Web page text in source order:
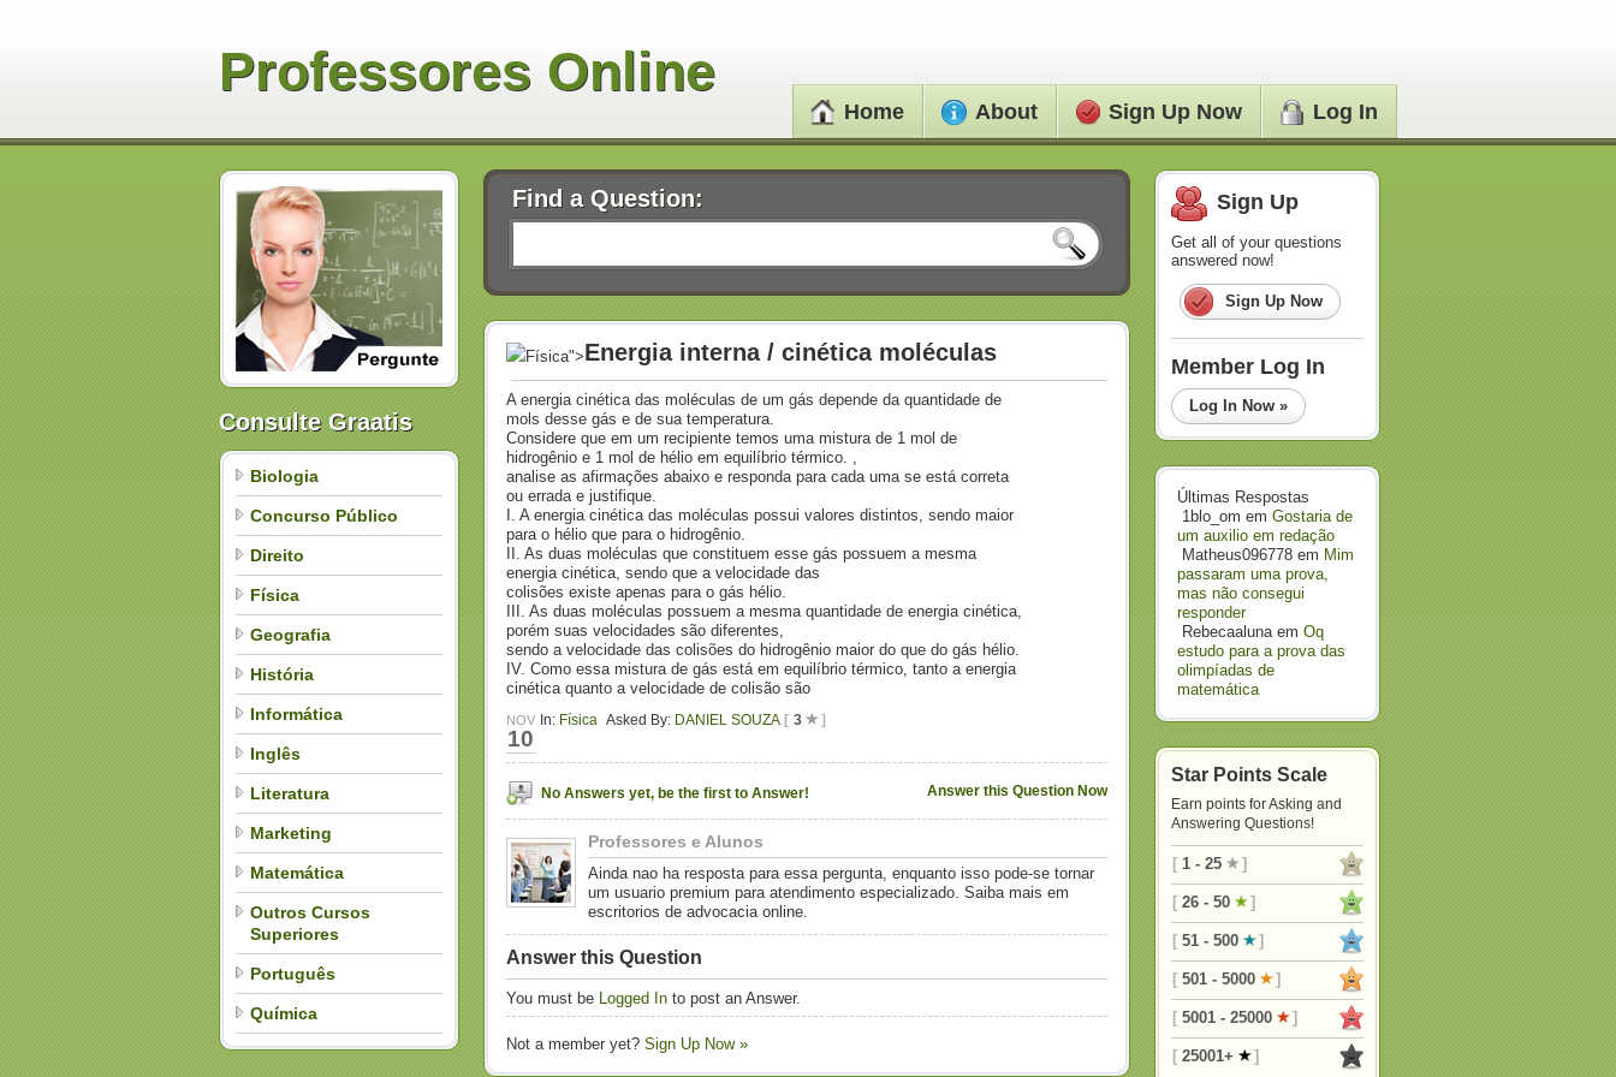
Home About Sign Up Now Log In
Professores Online
Consulte Graatis
Biologia
Concurso Público
Direito
Física
Geografia
História
Informática
Inglês
Literatura
Marketing
Matemática
Outros Cursos
Superiores
Português
Química
Find a Question:
Física">Energia interna / cinética moléculas
A energia cinética das moléculas de um gás depende da quantidade de
mols desse gás e de sua temperatura.
Considere que em um recipiente temos uma mistura de 1 mol de
hidrogênio e 1 mol de hélio em equilíbrio térmico. ,
analise as afirmações abaixo e responda para cada uma se está correta
ou errada e justifique.
I. A energia cinética das moléculas possui valores distintos, sendo maior
para o hélio que para o hidrogênio.
II. As duas moléculas que constituem esse gás possuem a mesma
energia cinética, sendo que a velocidade das
colisões existe apenas para o gás hélio.
III. As duas moléculas possuem a mesma quantidade de energia cinética,
porém suas velocidades são diferentes,
sendo a velocidade das colisões do hidrogênio maior do que do gás hélio.
IV. Como essa mistura de gás está em equilíbrio térmico, tanto a energia
cinética quanto a velocidade de colisão são
In: Física Asked By: DANIEL SOUZA [ 3 ]
NOV
10
Answer this Question Now
No Answers yet, be the first to Answer!
Professores e Alunos
Ainda nao ha resposta para essa pergunta, enquanto isso pode-se tornar
um usuario premium para atendimento especializado. Saiba mais em
escritorios de advocacia online.
Answer this Question
You must be Logged In to post an Answer.
Not a member yet? Sign Up Now »
Sign Up
Get all of your questions
answered now!
Sign Up Now
Member Log In
Log In Now »
Últimas Respostas
1blo_om em Gostaria de
um auxilio em redação
Matheus096778 em Mim
passaram uma prova,
mas não consegui
responder
Rebecaalunaem Oq
estudo para a prova das
olimpíadas de
matemática
Star Points Scale
Earn points for Asking and
Answering Questions!
[ 1 - 25 ]
[ 26 - 50 ]
[ 51 - 500 ]
[ 501 - 5000 ]
[ 5001 - 25000 ]
[ 25001+ ]